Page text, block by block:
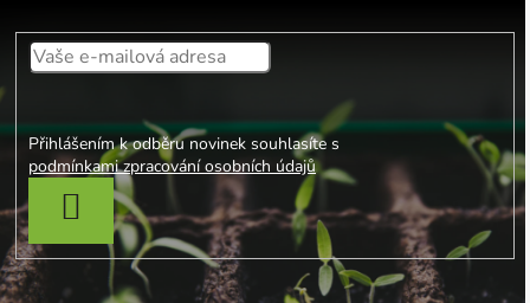
Přihlášením k odběru novinek souhlasíte s
podmínkami zpracování osobních údajů
PŘIHLÁSIT SE